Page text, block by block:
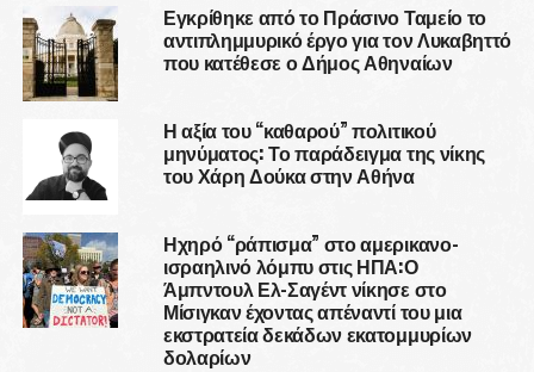
Εγκρίθηκε από το Πράσινο Ταμείο το
αντιπλημμυρικό έργο για τον Λυκαβηττό
που κατέθεσε ο Δήμος Αθηναίων
Η αξία του “καθαρού” πολιτικού
μηνύματος: Το παράδειγμα της νίκης
του Χάρη Δούκα στην Αθήνα
Ηχηρό “ράπισμα” στο αμερικανο-
ισραηλινό λόμπυ στις ΗΠΑ:Ο
Άμπντουλ Ελ-Σαγέντ νίκησε στο
Μίσιγκαν έχοντας απέναντί του μια
εκστρατεία δεκάδων εκατομμυρίων
δολαρίων